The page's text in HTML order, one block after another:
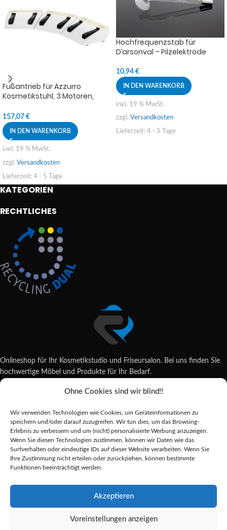
Ohne Cookies sind wir blind!!
Wir verwenden Technologien wie Cookies, um Geräteinformationen zu
speichern und/oder darauf zuzugreifen. Wir tun dies, um das Browsing-
Erlebnis zu verbessern und um (nicht) personalisierte Werbung anzuzeigen.
Wenn Sie diesen Technologien zustimmen, können wir Daten wie das
Surfverhalten oder eindeutige IDs auf dieser Website verarbeiten. Wenn Sie
Ihre Zustimmung nicht erteilen oder zurückziehen, können bestimmte
Funktionen beeinträchtigt werden.
Akzeptieren
Voreinstellungen anzeigen
Fußantrieb für Azzurro
Kosmetikstuhl, 3 Motoren,
157,07 €
IN DEN WARENKORB
inkl. 19 % MwSt.
zzgl. Versandkosten
Lieferzeit: 4 - 5 Tage
Hochfrequenzstab für
D’arsonval – Pilzelektrode
10,94 €
IN DEN WARENKORB
inkl. 19 % MwSt.
zzgl. Versandkosten
Lieferzeit: 4 - 5 Tage
KATEGORIEN
RECHTLICHES
Onlineshop für Ihr Kosmetikstudio und Friseursalon. Bei uns finden Sie
hochwertige Möbel und Produkte für Ihr Bedarf.
Wildsachsener Str. 6, 65207 Wiesbaden
shop@reda-shop.de
REDA SHOP - Hochwertige Studio Ausstattung
2025.
Alle Preise inkl. der gesetzlichen MwSt.
Die durchgestrichenen Preise entsprechen dem bisherigen Preis in diesem
Online-Shop.